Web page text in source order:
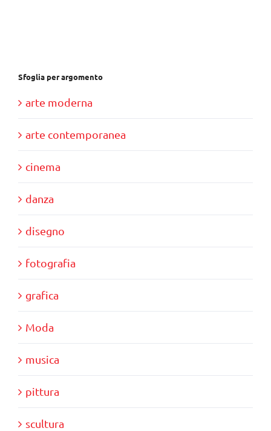
Sfoglia per argomento
arte moderna
arte contemporanea
cinema
danza
disegno
fotografia
grafica
Moda
musica
pittura
scultura